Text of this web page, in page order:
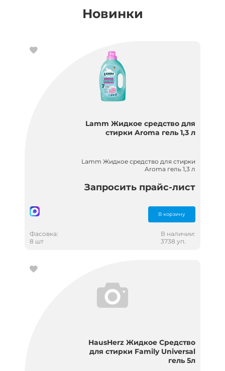
Новинки
Lamm Жидкое средство для
стирки Aroma гель 1,3 л
Lamm Жидкое средство для стирки
Aroma гель 1,3 л
Запросить прайс-лист
В корзину
Фасовка:
8 шт
В наличии:
3738 уп.
HausHerz Жидкое Средство
для стирки Family Universal
гель 5л